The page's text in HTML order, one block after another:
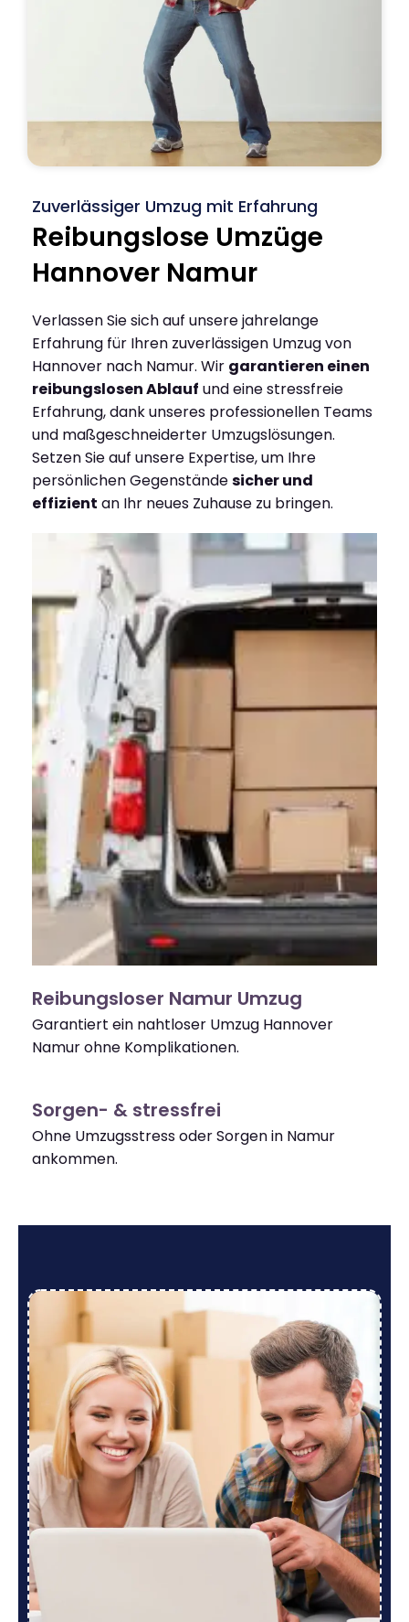
Zuverlässiger Umzug mit Erfahrung
Reibungslose Umzüge
Hannover Namur
Verlassen Sie sich auf unsere jahrelange
Erfahrung für Ihren zuverlässigen Umzug von
Hannover nach Namur. Wir garantieren einen
reibungslosen Ablauf und eine stressfreie
Erfahrung, dank unseres professionellen Teams
und maßgeschneiderter Umzugslösungen.
Setzen Sie auf unsere Expertise, um Ihre
persönlichen Gegenständesicher und
effizient an Ihr neues Zuhause zu bringen.
Reibungsloser Namur Umzug
Garantiert ein nahtloser Umzug Hannover
Namur ohne Komplikationen.
Sorgen- & stressfrei
Ohne Umzugsstress oder Sorgen in Namur
ankommen.